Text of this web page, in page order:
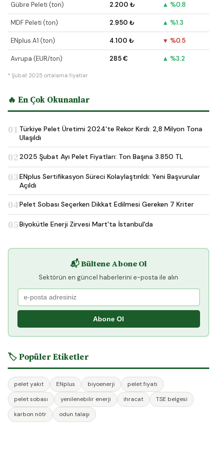
Gübre Peleti (ton) 2.200 ₺ ▲ %0.8
MDF Peleti (ton) 2.950 ₺ ▲ %1.3
ENplus A1 (ton) 4.100 ₺ ▼ %0.5
Avrupa (EUR/ton) 285 € ▲ %3.2
* Şubat 2025 ortalama fiyatlar
🔥 En Çok Okunanlar
01 Türkiye Pelet Üretimi 2024'te Rekor Kırdı: 2,8 Milyon Tona
Ulaşıldı
02 2025 Şubat Ayı Pelet Fiyatları: Ton Başına 3.850 TL
03ENplus Sertifikasyon Süreci Kolaylaştırıldı: Yeni Başvurular
Açıldı
04Pelet Sobası Seçerken Dikkat Edilmesi Gereken 7 Kriter
05Biyokütle Enerji Zirvesi Mart'ta İstanbul'da
📬 Bültene Abone Ol
Sektörün en güncel haberlerini e-posta ile alın
Abone Ol
🏷️ Popüler Etiketler
pelet yakıt ENplus biyoenerji
pelet fiyatı
pelet sobası
yenilenebilir enerji ihracat
TSE belgesi
karbon nötr
odun talaşı